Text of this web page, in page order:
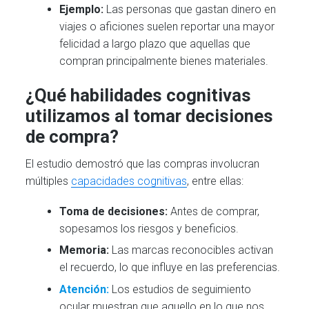
Ejemplo: Las personas que gastan dinero en
viajes o aficiones suelen reportar una mayor
felicidad a largo plazo que aquellas que
compran principalmente bienes materiales.
¿Qué habilidades cognitivas
utilizamos al tomar decisiones
de compra?
El estudio demostró que las compras involucran
múltiples capacidades cognitivas, entre ellas:
Toma de decisiones: Antes de comprar,
sopesamos los riesgos y beneficios.
Memoria: Las marcas reconocibles activan
el recuerdo, lo que influye en las preferencias.
Atención: Los estudios de seguimiento
ocular muestran que aquello en lo que nos